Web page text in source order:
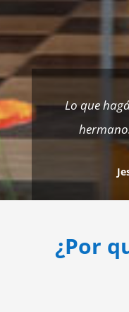
Lo que
¿Por